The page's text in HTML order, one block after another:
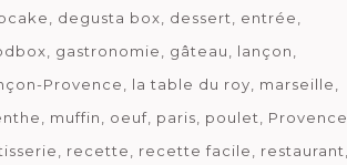
degusta box dessert
entrée
gastronomie gâteau
lançon
Provence
la table du roy
marseille
muffin oeuf paris poulet
Provence
recette recette facile
restaurant